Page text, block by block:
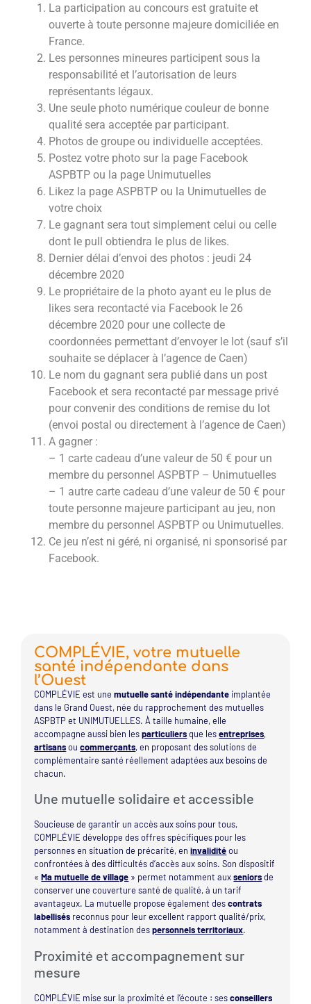
La participation au concours est gratuite et
ouverte à toute personne majeure domiciliée en
France.
Les personnes mineures participent sous la
responsabilité et l’autorisation de leurs
représentants légaux.
Une seule photo numérique couleur de bonne
qualité sera acceptée par participant.
Photos de groupe ou individuelle acceptées.
Postez votre photo sur la page Facebook
ASPBTP ou la page Unimutuelles
Likez la page ASPBTP ou la Unimutuelles de
votre choix
Le gagnant sera tout simplement celui ou celle
dont le pull obtiendra le plus de likes.
Dernier délai d’envoi des photos : jeudi 24
décembre 2020
Le propriétaire de la photo ayant eu le plus de
likes sera recontacté via Facebook le 26
décembre 2020 pour une collecte de
coordonnées permettant d’envoyer le lot (sauf s’il
souhaite se déplacer à l’agence de Caen)
Le nom du gagnant sera publié dans un post
Facebook et sera recontacté par message privé
pour convenir des conditions de remise du lot
(envoi postal ou directement à l’agence de Caen)
A gagner :
– 1 carte cadeau d’une valeur de 50 € pour un
membre du personnel ASPBTP – Unimutuelles
– 1 autre carte cadeau d’une valeur de 50 € pour
toute personne majeure participant au jeu, non
membre du personnel ASPBTP ou Unimutuelles.
Ce jeu n’est ni géré, ni organisé, ni sponsorisé par
Facebook.
COMPLÉVIE, votre mutuelle
santé indépendante dans
l’Ouest
COMPLÉVIE est unemutuelle santé indépendante implantée
dans le Grand Ouest, née du rapprochement des mutuelles
ASPBTP et UNIMUTUELLES. À taille humaine, elle
accompagne aussi bien lesparticuliersque lesentreprises,
artisansoucommerçants, en proposant des solutions de
complémentaire santé réellement adaptées aux besoins de
chacun.
Une mutuelle solidaire et accessible
Soucieuse de garantir un accès aux soins pour tous,
COMPLÉVIE développe des offres spécifiques pour les
personnes en situation de précarité, eninvaliditéou
confrontées à des difficultés d’accès aux soins. Son dispositif
«Ma mutuelle de village » permet notamment auxseniorsde
conserver une couverture santé de qualité, à un tarif
avantageux. La mutuelle propose également descontrats
labellisés reconnus pour leur excellent rapport qualité/prix,
notamment à destination despersonnels territoriaux.
Proximité et accompagnement sur
mesure
COMPLÉVIE mise sur la proximité et l’écoute : sesconseillers